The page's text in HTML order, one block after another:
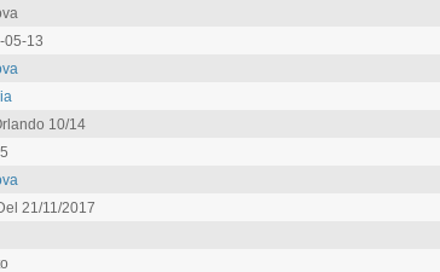
05-13
10/14
21/11/2017